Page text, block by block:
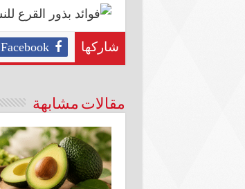
شاركها Facebook
مقالات مشابهة